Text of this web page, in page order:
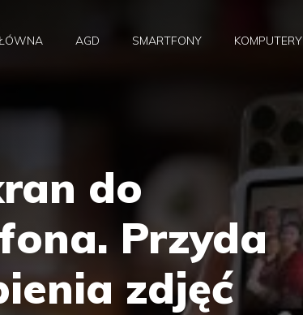
AGD SMARTFONY KOMPUTERY
do
Przyda
zdjęć